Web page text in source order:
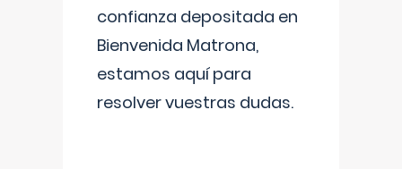
confianza depositada en
Bienvenida Matrona,
estamos aquí para
resolver vuestras dudas.